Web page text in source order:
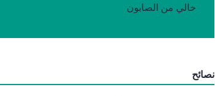
خالي من الصابون
نصائح